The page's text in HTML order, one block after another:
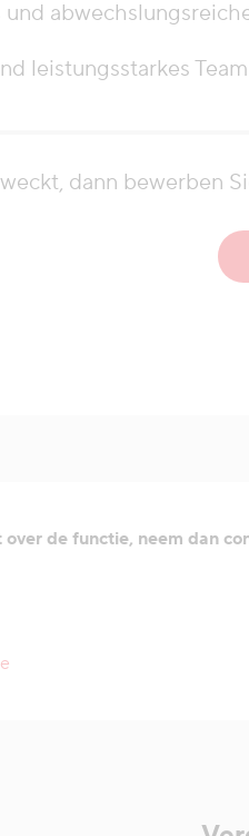
und
leistungsstarkes Team
dann bewerben
de functie, neem dan